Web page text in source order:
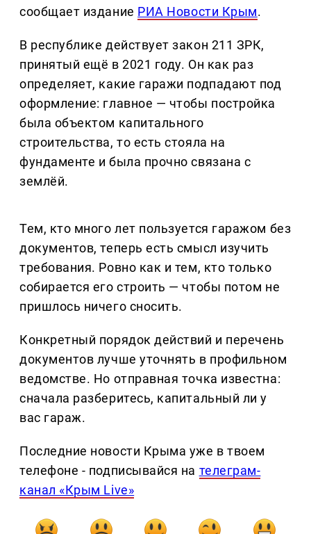
сообщает издание РИА Новости Крым.
В республике действует закон 211 ЗРК,
принятый ещё в 2021 году. Он как раз
определяет, какие гаражи подпадают под
оформление: главное — чтобы постройка
была объектом капитального
строительства, то есть стояла на
фундаменте и была прочно связана с
землёй.
Тем, кто много лет пользуется гаражом без
документов, теперь есть смысл изучить
требования. Ровно как и тем, кто только
собирается его строить — чтобы потом не
пришлось ничего сносить.
Конкретный порядок действий и перечень
документов лучше уточнять в профильном
ведомстве. Но отправная точка известна:
сначала разберитесь, капитальный ли у
вас гараж.
Последние новости Крыма уже в твоем
телефоне - подписывайся на телеграм-
канал «Крым Live»